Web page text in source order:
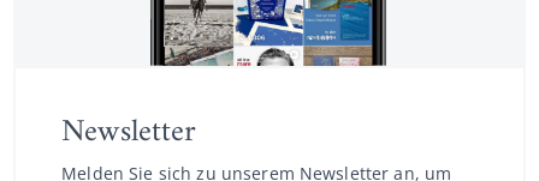
Newsletter
Melden Sie sich zu unserem Newsletter an, um